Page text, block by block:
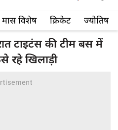
मास विशेष क्रिकेट ज्योतिष
टाइटंस की टीम बस में
खिलाड़ी